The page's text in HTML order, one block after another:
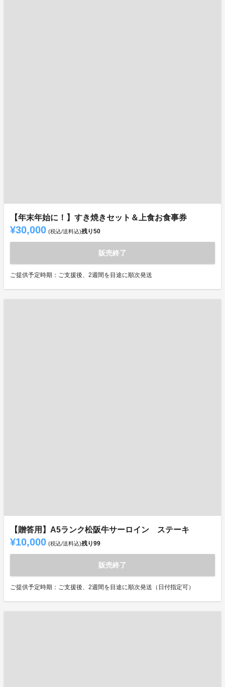
【年末年始に！】すき焼きセット＆上食お食事券
¥30,000 (税込/送料込)残り50
販売終了
ご提供予定時期：ご支援後、2週間を目途に順次発送
【贈答用】A5ランク松阪牛サーロイン ステーキ
¥10,000 (税込/送料込)残り99
販売終了
ご提供予定時期：ご支援後、2週間を目途に順次発送（日付指定可）